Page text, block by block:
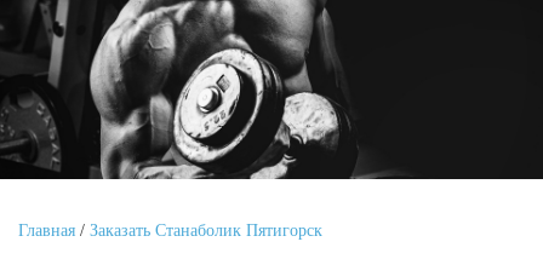
Главная / Заказать Станаболик Пятигорск